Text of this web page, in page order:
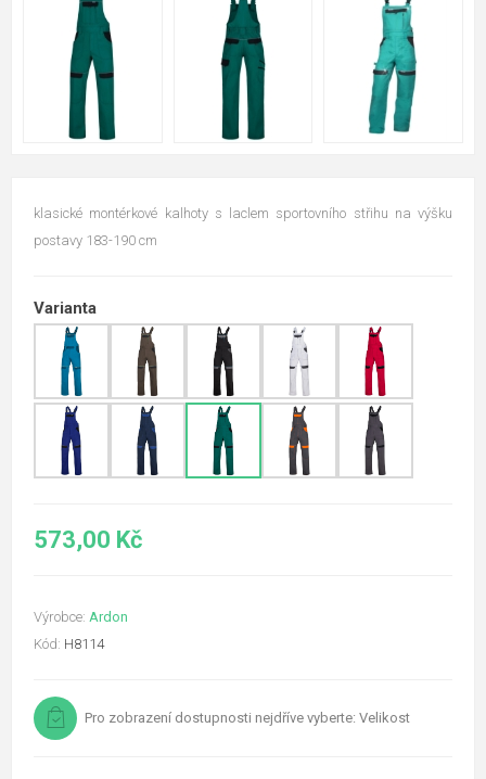
klasické montérkové kalhoty s laclem sportovního střihu na výšku
postavy 183-190 cm
Varianta
573,00 Kč
Výrobce: Ardon
Kód: H8114
Pro zobrazení dostupnosti nejdříve vyberte: Velikost